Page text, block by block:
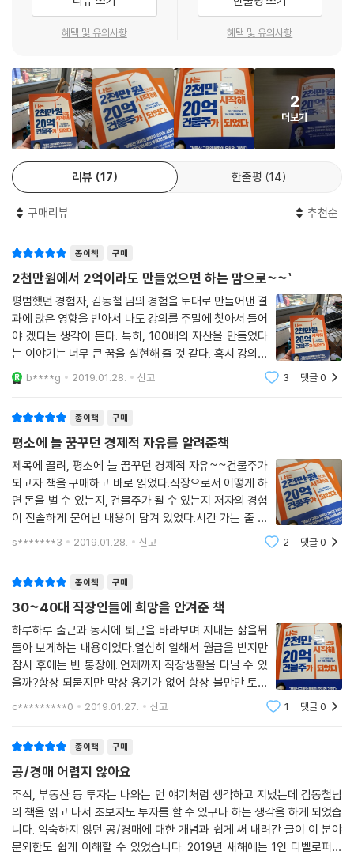
로퍼로 3년 안에 행복한 건물주가 되자’에서는 시세차익과 현금 흐름이라
는 2마리 토끼를 모두 잡을 수 있는 비법을 공개한다. 4장 ‘공?경매라는 무
한다. 못생긴 자투리땅을 있는 그대로의 모습으로만 보지 말고, 미래가치
를 높일 방법을 생각하라는 것이다. 5장 ‘조물주 위에 건물주! 내 건물에서
월급받아라’에서는 월급은 한 달에 한 번 받는 것이라는 고정관념에서 벗
어나 1년 365일이 월급날이 되도록 정진하자고 독려한다. 6장 ‘큰돈 없어
도 누구나 1인 디벨로퍼가 될 수 있다’에서는 부동산 경기가 약간 소강상태
일 때 더 많은 공·경매 기회가 찾아올 수 있다는 걸 기억하여 투자에 활용하
라고 이야기한다.
혜택 및 유의사항 혜택 및 유의사항
2
더보기
리뷰 17 한줄평 14
구매리뷰 추천순
종이책 구매
2천만원에서 2억이라도 만들었으면 하는 맘으로~~`
평범했던 경험자, 김동철 님의 경험을 토대로 만들어낸 결
과에 많은 영향을 받아서 나도 강의를 주말에 찾아서 들어
야 겠다는 생각이 든다. 특히, 100배의 자산을 만들었다
는 이야기는 너무 큰 꿈을 실현해 줄 것 같다. 혹시 강의도
하기면 꼭 들어보고 싶네요. 특히, 경매하는 과정, 참여하
는 실제 상황을 듣는다면 책과 함께 실제 해 볼 수 있지 않
b****g 2019.01.28. 신고 3 댓글0
종이책 구매
평소에 늘 꿈꾸던 경제적 자유를 알려준책
제목에 끌려, 평소에 늘 꿈꾸던 경제적 자유~~건물주가
되고자 책을 구매하고 바로 읽었다.직장으로서 어떻게 하
면 돈을 벌 수 있는지, 건물주가 될 수 있는지 저자의 경험
이 진솔하게 묻어난 내용이 담겨 있었다.시간 가는 줄 모
르고 읽어내려갔다.특히 월급은 한달에 한 번만 받는것이
s*******3 2019.01.28. 신고 2 댓글0
종이책 구매
30~40대 직장인들에 희망을 안겨준 책
하루하루 출근과 동시에 퇴근을 바라보며 지내는 삶을뒤
돌아 보게하는 내용이었다.열심히 일해서 월급을 받지만
잠시 후에는 빈 통장에..언제까지 직장생활을 다닐 수 있
을까?항상 되묻지만 막상 용기가 없어 항상 불만만 토로
c*********0 2019.01.27. 신고 1 댓글0
종이책 구매
공/경매 어렵지 않아요
주식, 부동산 등 투자는 나와는 먼 얘기처럼 생각하고 지냈는데 김동철님
의 책을 읽고 나서 초보자도 투자를 할 수 있구나 하는 생각을 하게 되었습
니다. 익숙하지 않던 공/경매에 대한 개념과 쉽게 써 내려간 글이 이 분야
문외한도 쉽게 이해할 수 있었습니다. 2019년 새해에는 1인 디벨로퍼가